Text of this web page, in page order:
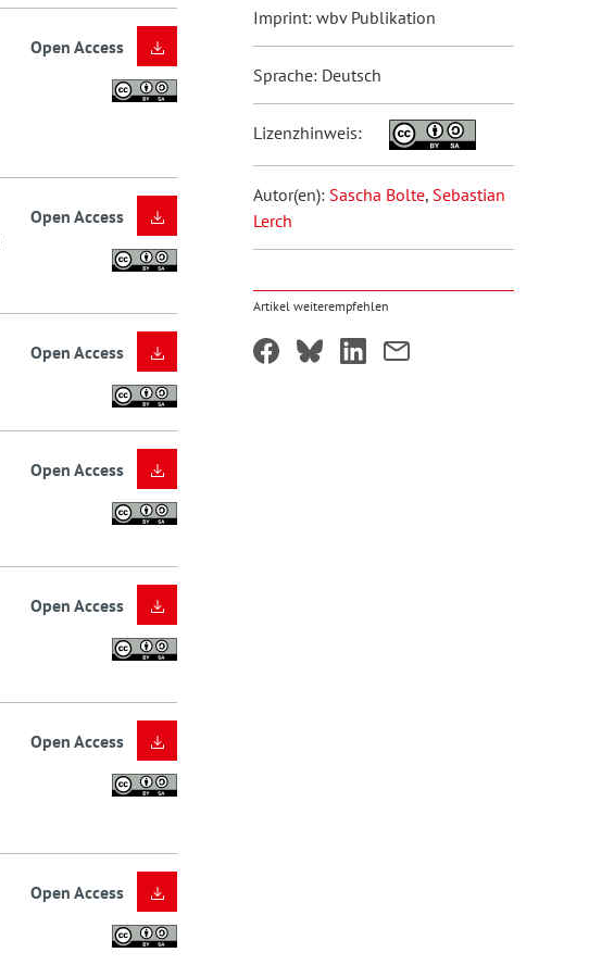
Open Access
Open Access
Open Access
Open Access
Open Access
Open Access
Open Access
Imprint: wbv Publikation
Sprache: Deutsch
Lizenzhinweis:
Autor(en): Sascha Bolte, Sebastian
Lerch
Artikel weiterempfehlen